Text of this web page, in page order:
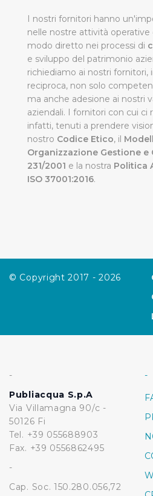
I nostri fornitori hanno
nelle nostre attività operative
modo diretto nei processi di
e sviluppo del patrimonio
richiediamo ai nostri fornitori,
reciproca, non solo
ma anche adesione ai nostri
aziendali. I fornitori con cui ci
infatti, tenuti a prendere
nostro Codice Etico, il
Organizzazione Gestione e
231/2001 e la nostra Politica
ISO 37001:2016.
© Copyright 2017 - 2026
-
Publiacqua S.p.A
Via Villamagna 90/c -
50126 Fi
Tel. +39 055688903
Fax. +39 0556862495
-
Cap. Soc. 150.280.056,72
-